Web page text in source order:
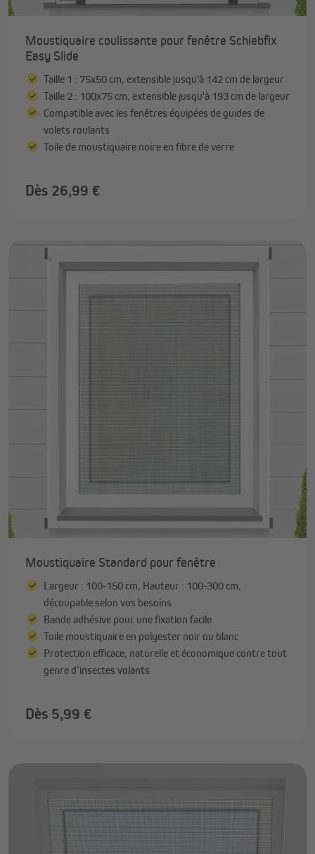
Moustiquaire coulissante pour fenêtre Schiebfix
Easy Slide
Taille 1 : 75x50 cm, extensible jusqu'à 142 cm de largeur
Taille 2 : 100x75 cm, extensible jusqu'à 193 cm de largeur
Compatible avec les fenêtres équipées de guides de
volets roulants
Toile de moustiquaire noire en fibre de verre
Dès 26,99 €
Moustiquaire Standard pour fenêtre
Largeur : 100-150 cm, Hauteur : 100-300 cm,
découpable selon vos besoins
Bande adhésive pour une fixation facile
Toile moustiquaire en polyester noir ou blanc
Protection efficace, naturelle et économique contre tout
genre d’insectes volants
Dès 5,99 €